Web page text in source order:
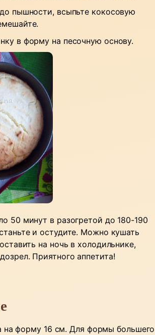
пышности, всыпьте кокосовую
в форму на песочную основу.
50 минут в разогретой до 180-190
и остудите. Можно кушать
на ночь в холодильнике,
Приятного аппетита!
на форму 16 см. Для формы большего